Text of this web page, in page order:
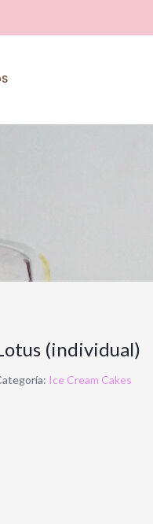
(individual)
Ice Cream Cakes